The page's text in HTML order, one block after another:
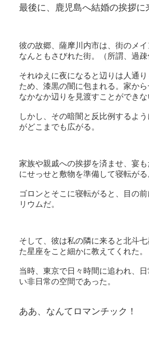
最後に、鹿児島へ結婚の挨拶
彼の故郷、薩摩川内市は、街のメ
なんともさびれた街。（所謂、過疎
それゆえに夜になると辺りは人通
ため、漆黒の闇に包まれる。家か
なかなか辺りを見渡すことができな
しかし、その暗闇と反比例するよ
がどこまでも広がる。
家族や親戚への挨拶を済ませ、宴
にせっせと敷物を準備して寝転がる
ゴロンとそこに寝転がると、目の
リウムだ。
そして、彼は私の隣に来ると北斗
た星座をこと細かに教えてくれた。
当時、東京で日々時間に追われ、
い非日常の空間であった。
ああ、なんてロマンチック！